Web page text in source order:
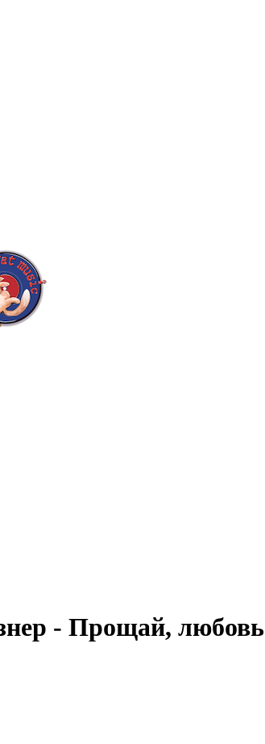
- Прощай, любовь